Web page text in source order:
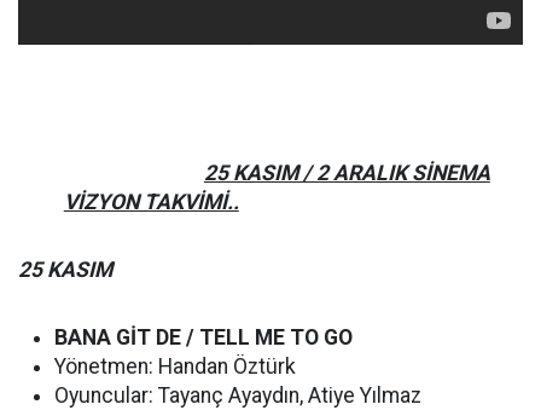
25 KASIM / 2 ARALIK SİNEMA
VİZYON TAKVİMİ..
25 KASIM
BANA GİT DE / TELL ME TO GO
Yönetmen: Handan Öztürk
Oyuncular: Tayanç Ayaydın, Atiye Yılmaz